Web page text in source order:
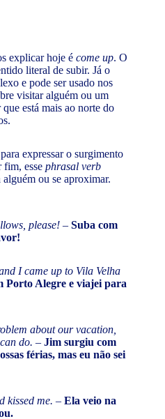
explicar hoje é come up. O
literal de subir. Já o
e pode ser usado nos
visitar alguém ou um
está mais ao norte do
expressar o surgimento
fim, esse phrasal verb
ou se aproximar.
please! – Suba com
I came up to Vila Velha
Porto Alegre e viajei para
about our vacation,
do. – Jim surgiu com
férias, mas eu não sei
kissed me. – Ela veio na